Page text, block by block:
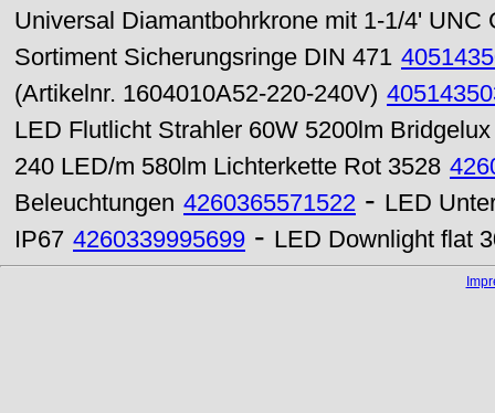
Universal Diamantbohrkrone mit 1-1/4' UNC
Sortiment Sicherungsringe DIN 471
(Artikelnr. 1604010A52-220-240V)
LED Flutlicht Strahler 60W 5200lm
240 LED/m 580lm Lichterkette Rot 3528
Beleuchtungen 4260365571522 - LED
IP67 4260339995699 - LED Downlight flat